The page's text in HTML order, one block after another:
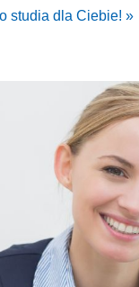
studia dla Ciebie! »